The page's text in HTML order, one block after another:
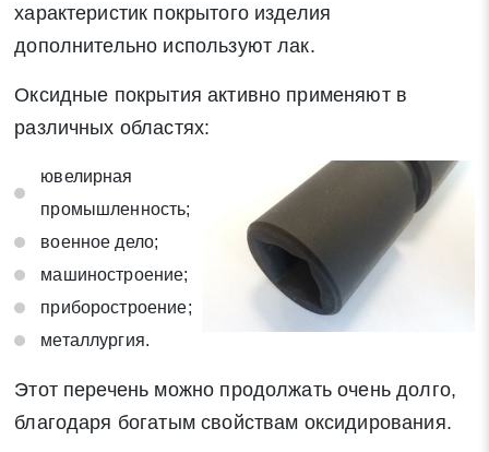
характеристик покрытого изделия
дополнительно используют лак.
Оксидные покрытия активно применяют в
различных областях:
ювелирная
промышленность;
военное дело;
машиностроение;
приборостроение;
металлургия.
Этот перечень можно продолжать очень долго,
благодаря богатым свойствам оксидирования.